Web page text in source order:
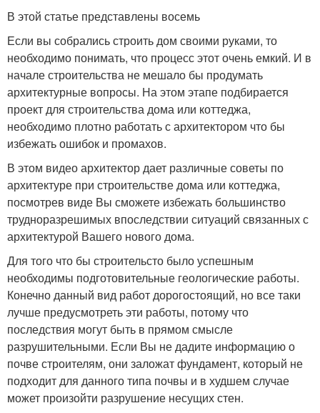
В этой статье представлены восемь
Если вы собрались строить дом своими руками, то
необходимо понимать, что процесс этот очень емкий. И в
начале строительства не мешало бы продумать
архитектурные вопросы. На этом этапе подбирается
проект для строительства дома или коттеджа,
необходимо плотно работать с архитектором что бы
избежать ошибок и промахов.
В этом видео архитектор дает различные советы по
архитектуре при строительстве дома или коттеджа,
посмотрев виде Вы сможете избежать большинство
трудноразрешимых впоследствии ситуаций связанных с
архитектурой Вашего нового дома.
Для того что бы строительсто было успешным
необходимы подготовительные геологические работы.
Конечно данный вид работ дорогостоящий, но все таки
лучше предусмотреть эти работы, потому что
последствия могут быть в прямом смысле
разрушительными. Если Вы не дадите информацию о
почве строителям, они заложат фундамент, который не
подходит для данного типа почвы и в худшем случае
может произойти разрушение несущих стен.